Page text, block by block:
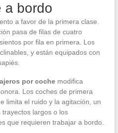
a bordo
a favor de la primera clase.
pasa de filas de cuatro
por fila en primera. Los
y están equipados con
por cochemodifica
Los coches de primera
limita el ruido y la agitación, un
largos o los
que requieren trabajar a bordo.